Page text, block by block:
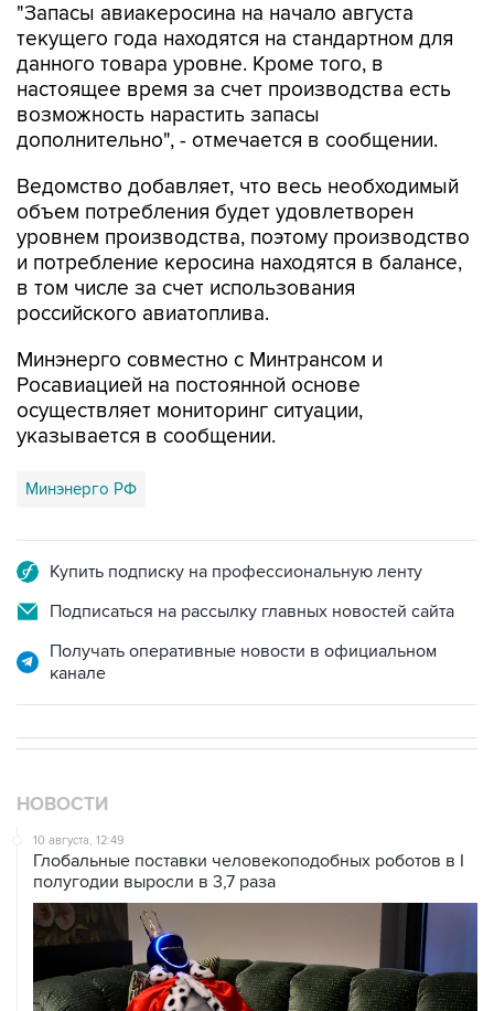
"Запасы авиакеросина на начало августа
текущего года находятся на стандартном для
данного товара уровне. Кроме того, в
настоящее время за счет производства есть
возможность нарастить запасы
дополнительно", - отмечается в сообщении.
Ведомство добавляет, что весь необходимый
объем потребления будет удовлетворен
уровнем производства, поэтому производство
и потребление керосина находятся в балансе,
в том числе за счет использования
российского авиатоплива.
Минэнерго совместно с Минтрансом и
Росавиацией на постоянной основе
осуществляет мониторинг ситуации,
указывается в сообщении.
Минэнерго РФ
Купить подписку на профессиональную ленту
Подписаться на рассылку главных новостей сайта
Получать оперативные новости в официальном
канале
НОВОСТИ
10 августа, 12:49
Глобальные поставки человекоподобных роботов в I
полугодии выросли в 3,7 раза